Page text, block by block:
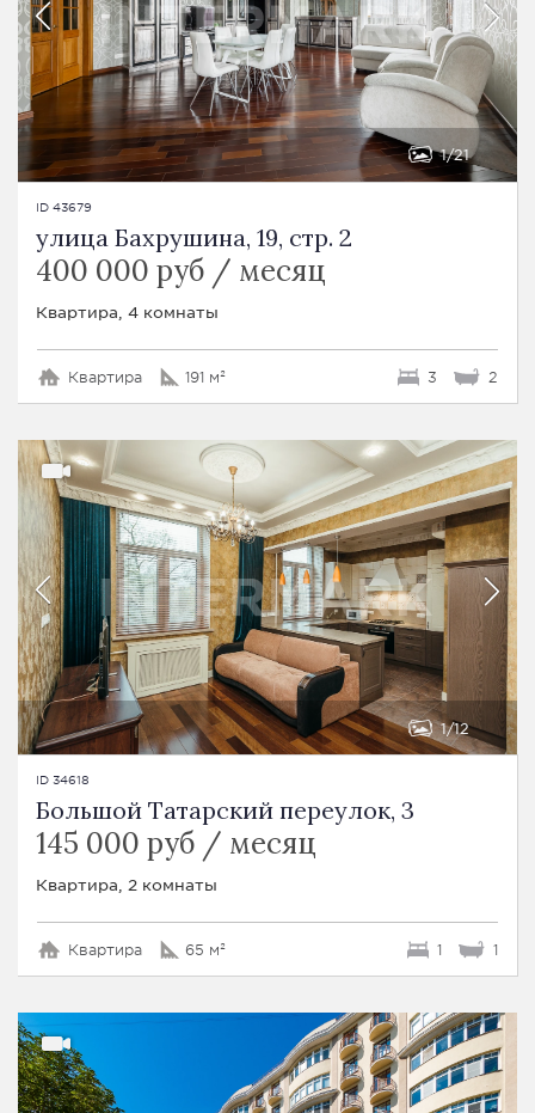
1 21
ID 43679
улица Бахрушина, 19, стр. 2
400 000 руб / месяц
Квартира, 4 комнаты
Квартира 191 м² 3 2
1 12
ID 34618
Большой Татарский переулок, 3
145 000 руб / месяц
Квартира, 2 комнаты
Квартира 65 м² 1 1